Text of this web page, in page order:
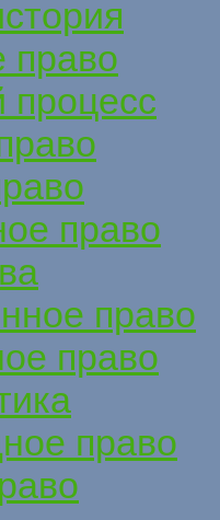
право
процесс
право
право
право
право